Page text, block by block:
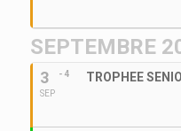
SEPTEMBRE
3
SEP
- 4 TROPHEE